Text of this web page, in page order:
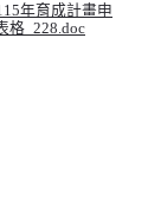
年育成計畫申
格_228.doc